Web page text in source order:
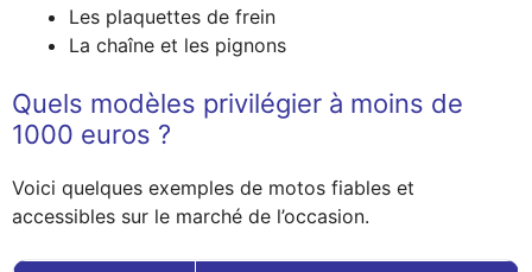
Les plaquettes de frein
La chaîne et les pignons
Quels modèles privilégier à moins de
1000 euros ?
Voici quelques exemples de motos fiables et
accessibles sur le marché de l’occasion.